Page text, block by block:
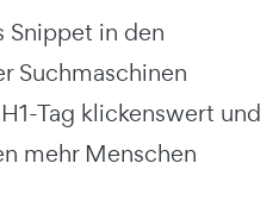
Snippet in den
Suchmaschinen
Tag klickenswert und
mehr Menschen